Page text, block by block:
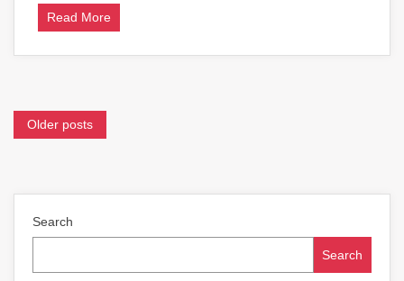
বিশ্বাসযোগ্যতা
Read More
Posts
Older posts
Search
Search